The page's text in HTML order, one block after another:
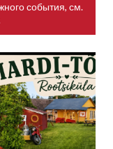
события, см.